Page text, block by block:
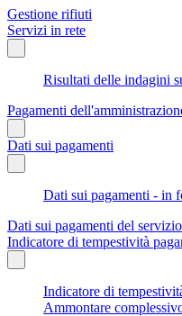
Gestione rifiuti
Servizi in rete
Risultati delle indagini
Pagamenti
Dati sui pagamenti
Dati sui pagamenti - in
Dati sui pagamenti del
Indicatore di tempestività
Indicatore di
Ammontare